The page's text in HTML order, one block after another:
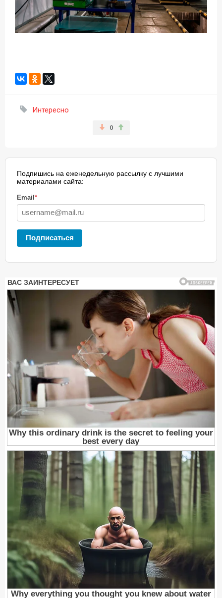
Интересно
0
Подпишись на еженедельную рассылку с лучшими
материалами сайта:
Email*
Подписаться